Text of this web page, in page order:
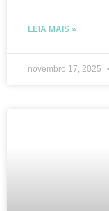
LEIA MAIS »
novembro 17, 2025